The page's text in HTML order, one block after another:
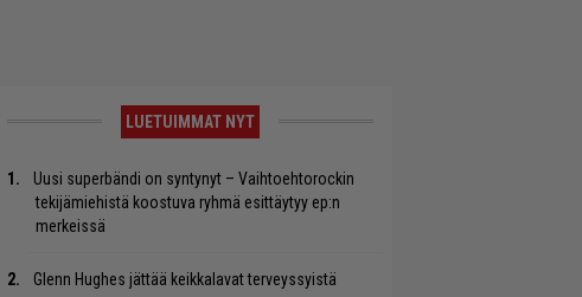
LUETUIMMAT NYT
Uusi superbändi on syntynyt – Vaihtoehtorockin
tekijämiehistä koostuva ryhmä esittäytyy ep:n
merkeissä
Glenn Hughes jättää keikkalavat terveyssyistä